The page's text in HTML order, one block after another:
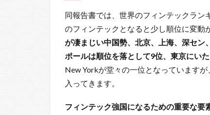
同報告書では、世界のフィンテックラ
のフィンテックとなると少し順位に変動
が凄まじい中国勢、北京、上海、深セン
ポールは順位を落として9位、東京にい
New Yorkが堂々の一位となっています
入ってきます。
フィンテック強国になるための重要な要